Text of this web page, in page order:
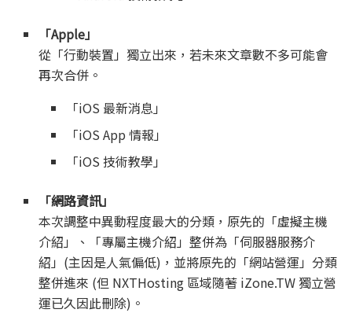
「Apple」
從「行動裝置」獨立出來，若未來文章數不多可能會
再次合併。
「iOS 最新消息」
「iOS App 情報」
「iOS 技術教學」
「網路資訊」
本次調整中異動程度最大的分類，原先的「虛擬主機
介紹」、「專屬主機介紹」整併為「伺服器服務介
紹」(主因是人氣偏低)，並將原先的「網站營運」分類
整併進來 (但 NXTHosting 區域隨著 iZone.TW 獨立營
運已久因此刪除)。